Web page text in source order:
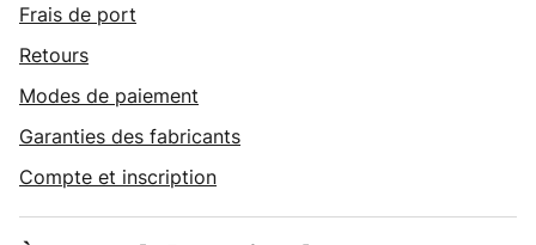
Frais de port
Retours
Modes de paiement
Garanties des fabricants
Compte et inscription